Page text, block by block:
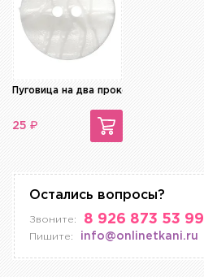
Пуговица на два прокола
25 ₽
Остались вопросы?
Звоните: 8 926 873 53 99
Пишите: info@onlinetkani.ru